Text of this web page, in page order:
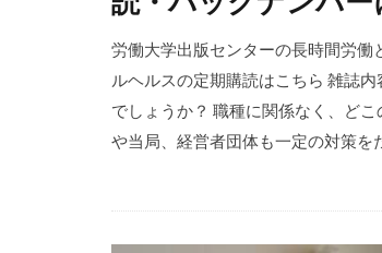
労働大学出版センターの長時間労働
ルヘルスの定期購読はこちら 雑誌
でしょうか？ 職種に関係なく、ど
や当局、経営者団体も一定の対策